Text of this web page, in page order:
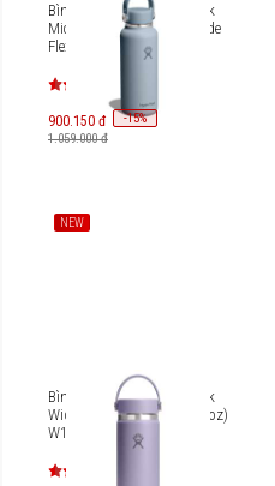
Bình giữ nhiệt Hydro Flask
Micro 13.5 Oz (400 ml) Wide
Flex Cap TNY400INT
900.150 đ -15%
1.059.000 đ
NEW
Bình giữ nhiệt Hydro Flask
Wide Flex Cap 473 ml (16 oz)
W16CTS (Season 2026)